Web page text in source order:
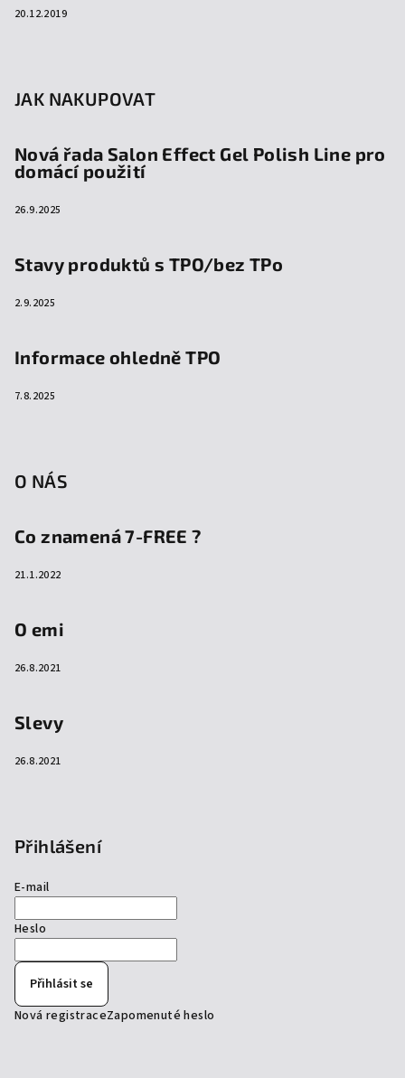
20.12.2019
JAK NAKUPOVAT
Nová řada Salon Effect Gel Polish Line pro
domácí použití
26.9.2025
Stavy produktů s TPO/bez TPo
2.9.2025
Informace ohledně TPO
7.8.2025
O NÁS
Co znamená 7-FREE ?
21.1.2022
O emi
26.8.2021
Slevy
26.8.2021
Přihlášení
E-mail
Heslo
Přihlásit se
Nová registraceZapomenuté heslo